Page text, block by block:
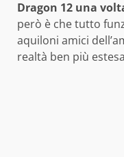
Dragon 12 una
però è che tutto
aquiloni amici
realtà ben più